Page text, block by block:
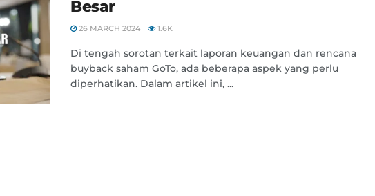
Besar
26 MARCH 2024 1.6K
Di tengah sorotan terkait laporan keuangan dan rencana
buyback saham GoTo, ada beberapa aspek yang perlu
diperhatikan. Dalam artikel ini, ...